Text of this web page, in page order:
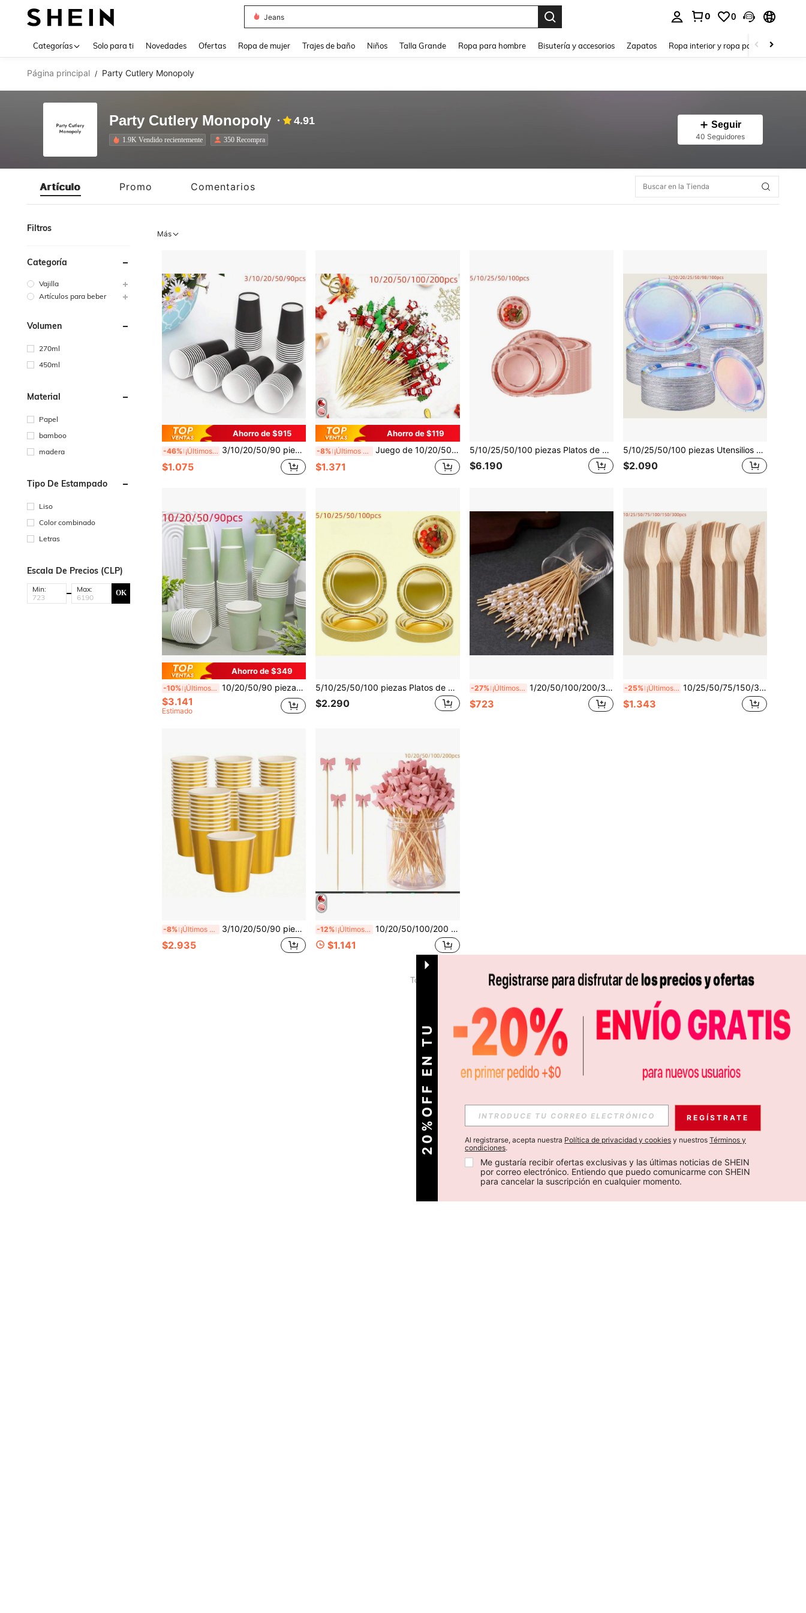
Dazy
0 0
Categorías Solo para ti Novedades Ofertas Ropa de mujer Trajes de baño Niños Talla Grande Ropa para hombre Bisutería y accesorios Zapatos Ropa interior y ropa para dormir
Página principal / Party Cutlery Monopoly
Party Cutlery Monopoly 4.91
1.9K Vendido recientemente 350 Recompra
Seguir
40 Seguidores
Artículo Promo Comentarios
Filtros
Categoría
Vajilla
Artículos para beber
Volumen
270ml
450ml
Material
Papel
bamboo
madera
Tipo De Estampado
Liso
Color combinado
Letras
Escala De Precios (CLP)
Min: Max: OK
Más
Ahorro de $915
-46% ¡Últimos 3 días 3/10/20/50/90 piezas Vasos desechables negros para fiesta, vasos de papel de 9 onzas, vasos para bebidas, vasos para bebidas frías, vasos para café, vasos para agua, vasos para té, vasos de papel, adecuados para fiestas de cumpleaños, bodas, vuelta al colegio, Día de la Madre
$1.075
Ahorro de $119
-8% ¡Últimos 3 días Juego de 10/20/50/100/200 piezas de brochetas de bambú navideñas, incluye árbol de Navidad, copo de nieve, Papá Noel, reno, muñeco de nieve, tenedores para frutas, decoraciones de árbol de Navidad, palillos para aperitivos, adecuado para fiesta de cumpleaños, Acción de Gracias, decoración navideña, regalo de Año Nuevo
$1.371
5/10/25/50/100 piezas Platos de papel color oro rosa, Vajilla desechable para fiestas, 7 pulgadas y 9 pulgadas, Adecuado para servir pasteles, postres, ensaladas, hamburguesas, sándwiches, sushi, frutas, aperitivos, suministros de repostería, excelente para fiestas de cumpleaños, bodas, Día de la Madre
$6.190
5/10/25/50/100 piezas Utensilios de ensalada de color plateado, platos de fruta, platos de aperitivos, platos de papel desechables, bandejas para fiestas, platillos de papel, platos de cumpleaños, vajilla fácil de limpiar, adecuada para reuniones familiares, fiestas de cumpleaños, bodas, regalos del Día de la Madre
$2.090
Ahorro de $349
-10% ¡Últimos 3 días 10/20/50/90 piezas Vasos de papel, Vasos para fiestas, Vasos de papel verde salvia, Vasos para bebidas frías y vasos para café, Vajilla para fiestas, Vajilla esencial para cocina y restaurante, Adecuado para fiestas de cumpleaños, banquetes de boda, fiestas temáticas, despedidas de soltera
$3.141
Estimado
5/10/25/50/100 piezas Platos de papel dorados, platos de cumpleaños, vajilla desechable para fiestas, bandejas para servir postres, decoración de fiestas y accesorios para fotos, resistentes a la grasa y al agua, tamaños de 7 pulgadas y 9 pulgadas, adecuados para baguettes, pasteles, postres, aperitivos, ensaladas, frutas, pizza, hamburguesas, papas fritas, dulces, frutos secos, bocadillos de fiesta, excelentes para fiestas de cumpleaños, bodas, Día de la Madre, días festivos, té de la tarde, eventos escolares
$2.290
-27% ¡Últimos 2 días 1/20/50/100/200/300 piezas Brochetas de bambú blanco perla para frutas, tenedores para aperitivos y postres, palillos decorativos para bebidas, palillos para aperitivos, brochetas de bambú para alimentos, perfectas para fiesta de cumpleaños, boda, decoración de mesa de postres
$723
-25% ¡Últimos 2 días 10/25/50/75/150/300 piezas Juego de cubiertos de madera, tenedores y cucharas para ensalada, utensilios desechables para fiestas, cubiertos para llevar, tenedores de postre, cucharas para pasta, tenedores para fruta, cucharas de café, tenedores de pastel, agitadores de café, cucharas de helado, compostables, adecuados para pasteles, postres, ensaladas, hamburguesas, baguettes, pasta, suministros de cocina y pequeñas herramientas de comedor, perfectos para fiestas de cumpleaños, bodas, eventos corporativos, tardes de té, regalos del Día de la Madre, picnics al aire libre
$1.343
-8% ¡Últimos 3 días 3/10/20/50/90 piezas Vasos de fiesta dorados, Vasos de papel de 9oz, Vasos para beber, Vasos para té, Vasos para bebidas frías, Vajilla esencial para cocina y restaurante, Perfecto para fiestas de cumpleaños, bodas, fiestas temáticas, fiestas de verano
$2.935
-12% ¡Últimos 2 días 10/20/50/100/200 piezas Palillos de fruta con lazo rosa, varillas decorativas para bebidas, decoración de pasteles, varillas decorativas de bienvenida, decoración de mesa de postres, pueden añadir un ambiente festivo, palillos para aperitivos, perfectos para fiesta de cumpleaños, banquete de boda, temporada de regreso a la escuela, Navidad
$1.141
Total de 1 páginas 1
2
0
%
O
F
F
E
N
T
U
P
R
I
M
E
R
P
E
D
I
D REGÍSTRATE
Al registrarse, acepta nuestra Política de privacidad y cookies y nuestros Términos y
condiciones.
Me gustaría recibir ofertas exclusivas y las últimas noticias de SHEIN
por correo electrónico. Entiendo que puedo comunicarme con SHEIN
para cancelar la suscripción en cualquier momento.